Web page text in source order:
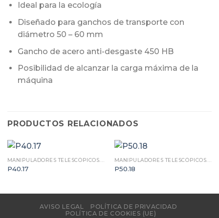
Ideal para la ecología
Diseñado para ganchos de transporte con
diámetro 50 – 60 mm
Gancho de acero anti-desgaste 450 HB
Posibilidad de alcanzar la carga máxima de la
máquina
PRODUCTOS RELACIONADOS
MANIPULADORES TELESCÓPICOS. MARCA MERLO
P40.17
MANIPULADORES TELESCÓPICOS. MARCA MERLO
P50.18
AVISO LEGAL
POLÍTICA DE PRIVACIDAD
POLÍTICA DE COOKIES (UE)